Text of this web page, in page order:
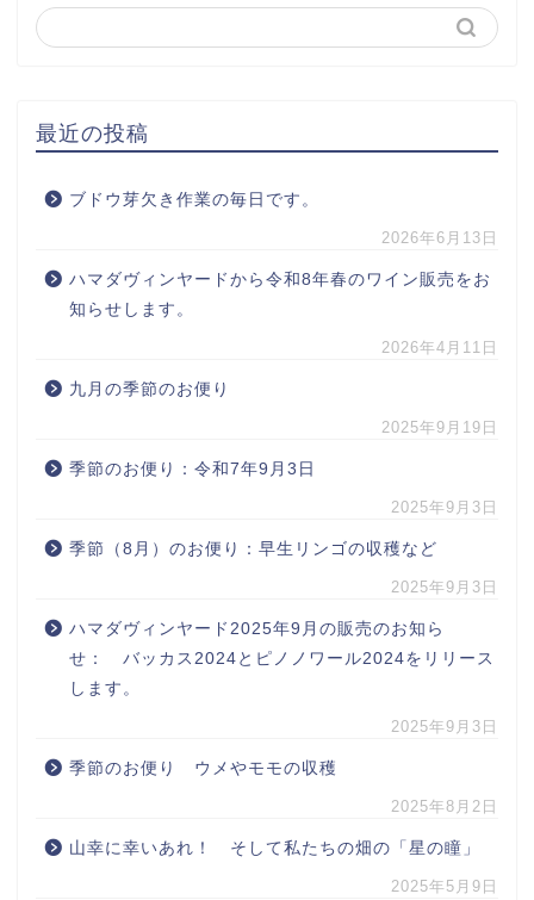
最近の投稿
ブドウ芽欠き作業の毎日です。
2026年6月13日
ハマダヴィンヤードから令和8年春のワイン販売をお
知らせします。
2026年4月11日
九月の季節のお便り
2025年9月19日
季節のお便り：令和7年9月3日
2025年9月3日
季節（8月）のお便り：早生リンゴの収穫など
2025年9月3日
ハマダヴィンヤード2025年9月の販売のお知ら
せ： バッカス2024とピノノワール2024をリリース
します。
2025年9月3日
季節のお便り ウメやモモの収穫
2025年8月2日
山幸に幸いあれ！ そして私たちの畑の「星の瞳」
2025年5月9日